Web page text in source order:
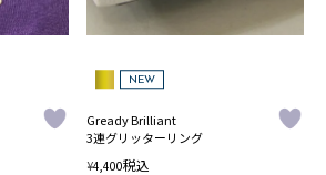
NEW
Gready Brilliant
3連グリッターリング
¥4,400税込